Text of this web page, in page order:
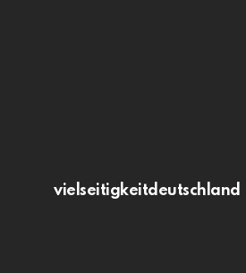
vielseitigkeitdeutschland